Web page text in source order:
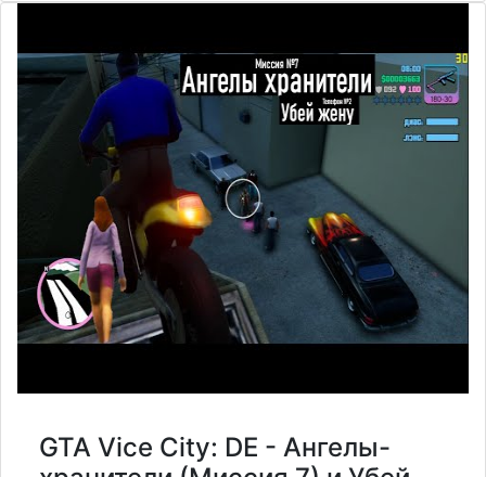
GTA Vice City: DE - Ангелы-